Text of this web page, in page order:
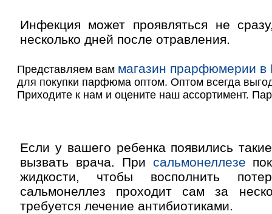
Инфекция может проявляться не
несколько дней после отравления.
Представляем вам магазин прарфюмерии в
для покупки парфюма оптом. Оптом всегда
Приходите к нам и оцените наш ассортимент.
Если у вашего ребенка появились
вызвать врача. При сальмонеллезе
жидкости, чтобы восполнить
сальмонеллез проходит сам за
требуется лечение антибиотиками.